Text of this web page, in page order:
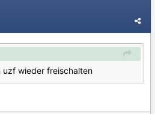
uzf wieder freischalten